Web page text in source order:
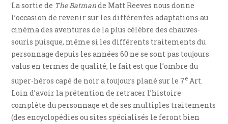
La sortie de The Batmande Matt Reeves nous donne
l’occasion de revenir sur les différentes adaptations au
cinéma des aventures de la plus célèbre des chauves-
souris puisque, même si les différents traitements du
personnage depuis les années 60 ne se sont pas toujours
valus en termes de qualité, le fait est que l’ombre du
super-héros capé de noir a toujours plané sur le 7e Art.
Loin d’avoir la prétention de retracer l’histoire
complète du personnage et de ses multiples traitements
(des encyclopédies ou sites spécialisés le feront bien